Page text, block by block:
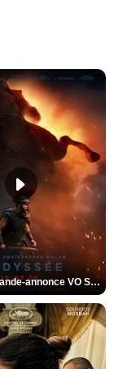
L'Odyssée Bande-annonce VO STFR